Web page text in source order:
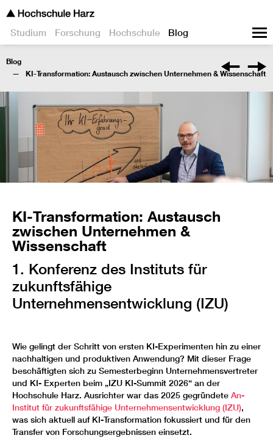
Studium Forschung Hochschule Blog
Blog
KI-Transformation: Austausch zwischen Unternehmen & Wissenschaft
KI-Transformation: Austausch
zwischen Unternehmen &
Wissenschaft
1. Konferenz des Instituts für
zukunftsfähige
Unternehmensentwicklung (IZU)
Wie gelingt der Schritt von ersten KI-Experimenten hin zu einer
nachhaltigen und produktiven Anwendung? Mit dieser Frage
beschäftigten sich zu Semesterbeginn Unternehmensvertreter
und KI- Experten beim „IZU KI-Summit 2026“ an der
Hochschule Harz. Ausrichter war das 2025 gegründete An-
Institut für zukunftsfähige Unternehmensentwicklung (IZU),
was sich aktuell auf KI-Transformation fokussiert und für den
Transfer von Forschungsergebnissen einsetzt.